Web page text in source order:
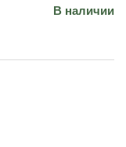
В наличии